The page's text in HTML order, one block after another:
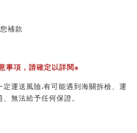
補款
事項，請確定以詳閱※
運送風險.有可能遇到海關拆檢、運
無法給予任何保證。